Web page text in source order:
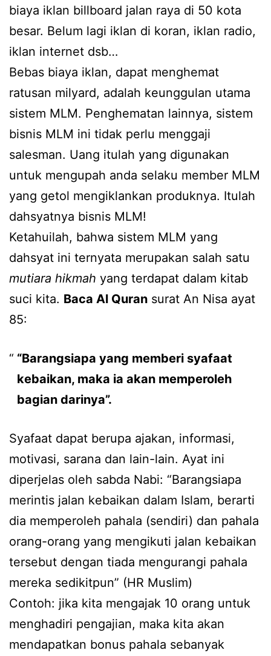
biaya iklan billboard jalan raya di 50 kota
besar. Belum lagi iklan di koran, iklan radio,
iklan internet dsb…
Bebas biaya iklan, dapat menghemat
ratusan milyard, adalah keunggulan utama
sistem MLM. Penghematan lainnya, sistem
bisnis MLM ini tidak perlu menggaji
salesman. Uang itulah yang digunakan
untuk mengupah anda selaku member MLM
yang getol mengiklankan produknya. Itulah
dahsyatnya bisnis MLM!
Ketahuilah, bahwa sistem MLM yang
dahsyat ini ternyata merupakan salah satu
mutiara hikmah yang terdapat dalam kitab
suci kita. Baca Al Quran surat An Nisa ayat
85:
“Barangsiapa yang memberi syafaat
kebaikan, maka ia akan memperoleh
bagian darinya”.
Syafaat dapat berupa ajakan, informasi,
motivasi, sarana dan lain-lain. Ayat ini
diperjelas oleh sabda Nabi: “Barangsiapa
merintis jalan kebaikan dalam Islam, berarti
dia memperoleh pahala (sendiri) dan pahala
orang-orang yang mengikuti jalan kebaikan
tersebut dengan tiada mengurangi pahala
mereka sedikitpun” (HR Muslim)
Contoh: jika kita mengajak 10 orang untuk
menghadiri pengajian, maka kita akan
mendapatkan bonus pahala sebanyak